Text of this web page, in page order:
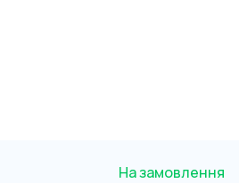
На замовлення